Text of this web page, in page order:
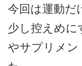
今回は運動だ
少し控えめに
やサプリメン